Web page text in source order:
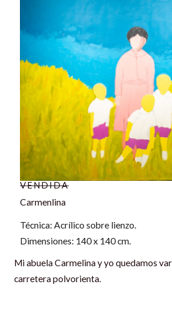
Mi abuela Carmelina y yo quedamos
carretera polvorienta.
VENDIDA
Carmenlina
Técnica: Acrílico sobre lienzo.
Dimensiones: 140 x 140 cm.